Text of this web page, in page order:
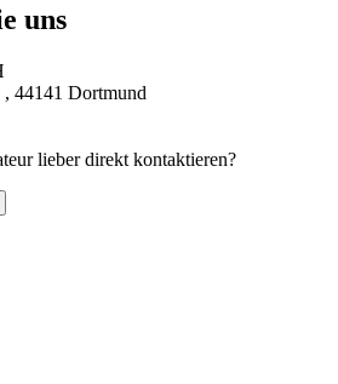
uns
44141 Dortmund
lieber direkt kontaktieren?